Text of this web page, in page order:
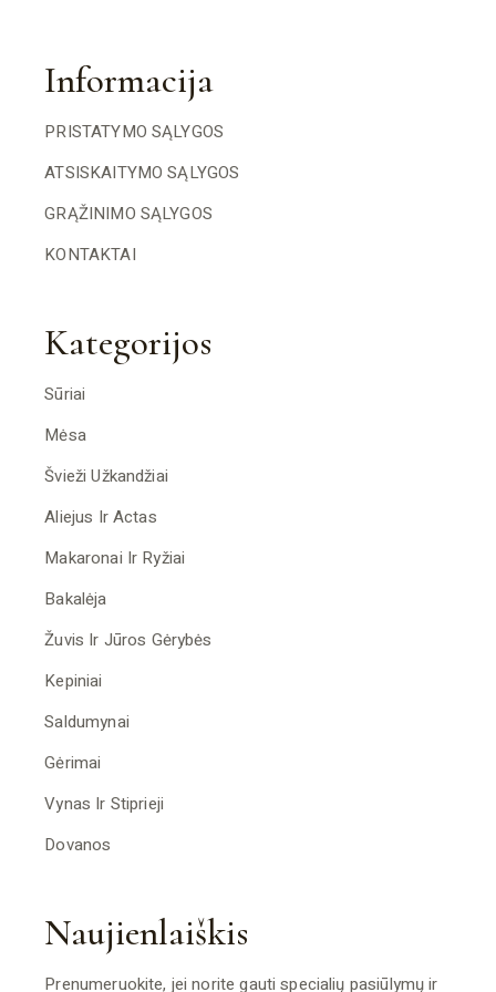
Informacija
PRISTATYMO SĄLYGOS
ATSISKAITYMO SĄLYGOS
GRĄŽINIMO SĄLYGOS
KONTAKTAI
Kategorijos
Sūriai
Mėsa
Švieži Užkandžiai
Aliejus Ir Actas
Makaronai Ir Ryžiai
Bakalėja
Žuvis Ir Jūros Gėrybės
Kepiniai
Saldumynai
Gėrimai
Vynas Ir Stiprieji
Dovanos
Naujienlaiškis
Prenumeruokite, jei norite gauti specialių pasiūlymų ir